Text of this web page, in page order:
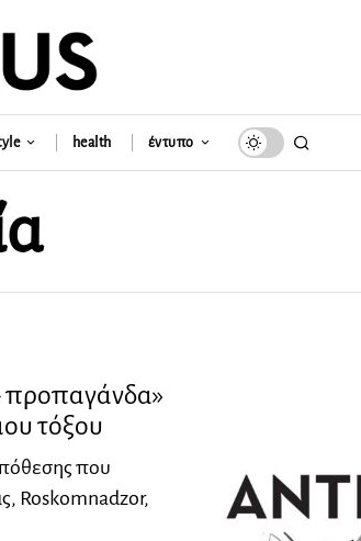
health έντυπο
προπαγάνδα»
τόξου
που
Roskomnadzor,